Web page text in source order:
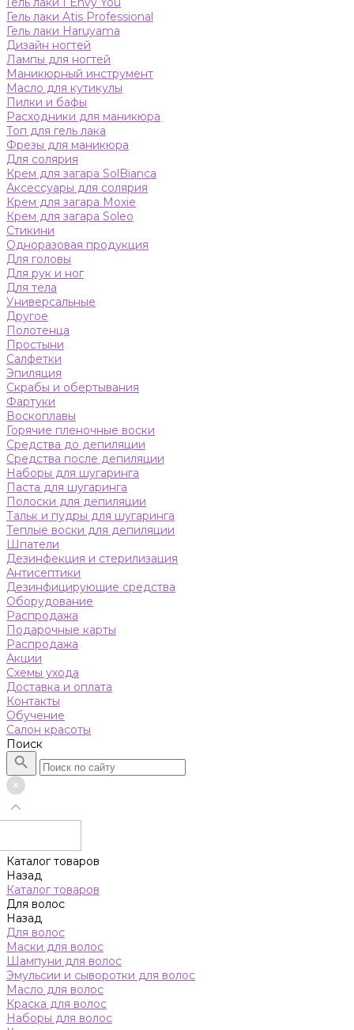
Гель лаки Atis Professional
Гель лаки Haruyama
Дизайн ногтей
Лампы для ногтей
Маникюрный инструмент
Масло для кутикулы
Пилки и бафы
Расходники для маникюра
Топ для гель лака
Фрезы для маникюра
Для солярия
Крем для загара SolBianca
Аксессуары для солярия
Крем для загара Moxie
Крем для загара Soleo
Стикини
Одноразовая продукция
Для головы
Для рук и ног
Для тела
Универсальные
Другое
Полотенца
Простыни
Салфетки
Эпиляция
Скрабы и обертывания
Фартуки
Воскоплавы
Горячие пленочные воски
Средства до депиляции
Средства после депиляции
Наборы для шугаринга
Паста для шугаринга
Полоски для депиляции
Тальк и пудры для шугаринга
Теплые воски для депиляции
Шпатели
Дезинфекция и стерилизация
Антисептики
Дезинфицирующие средства
Оборудование
Распродажа
Подарочные карты
Распродажа
Акции
Схемы ухода
Доставка и оплата
Контакты
Обучение
Салон красоты
Поиск
Каталог товаров
Назад
Каталог товаров
Для волос
Назад
Для волос
Маски для волос
Шампуни для волос
Эмульсии и сыворотки для волос
Масло для волос
Краска для волос
Наборы для волос